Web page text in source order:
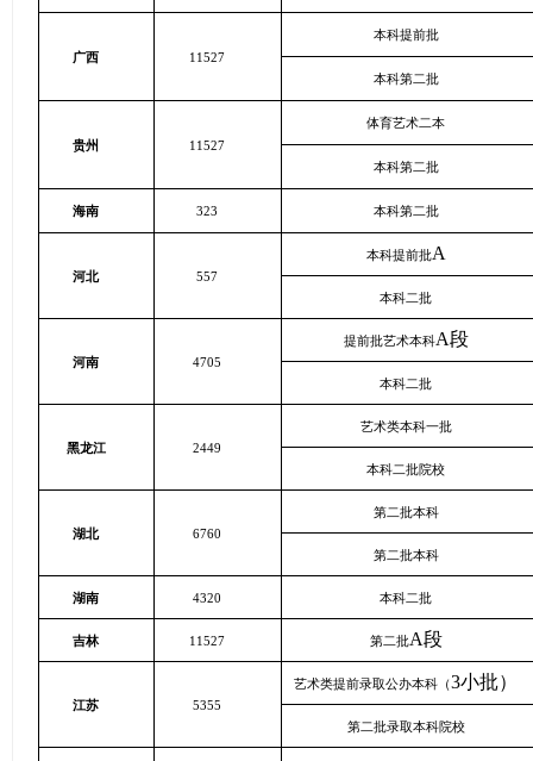
广西 11527
本科提前批
本科第二批
贵州 11527
体育艺术二本
本科第二批
海南 323 本科第二批
河北 557
本科提前批A
本科二批
河南 4705
提前批艺术本科A段
本科二批
黑龙江 2449
艺术类本科一批
本科二批院校
湖北 6760
第二批本科
第二批本科
湖南 4320 本科二批
吉林 11527 第二批A段
江苏 5355
艺术类提前录取公办本科（3小批）
第二批录取本科院校